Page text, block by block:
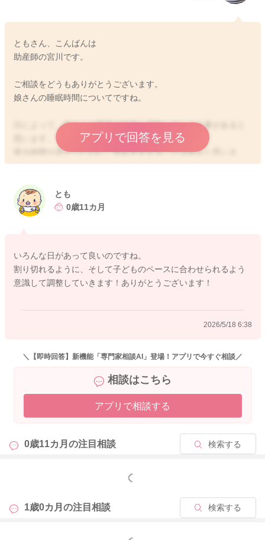
ともさん、こんばんは
助産師の宮川です。
ご相談をどうもありがとうございます。
娘さんの睡眠時間についてですね。
日によって、娘さんの睡眠の時間も変動してしまう事があると
寝る時間が遅かったのに、早起きをすることはあると思いま
す。
す。
朝早くに起きてしまっても、それでもいいかもしれません。
ら、早めに帰宅する、早めに夜寝かせてあげられるように可能
な限り調整をしてあげていただくといいと思いますよ。
な日として割り切っていただき、また調整をしていただくので
どうぞよろしくお願いします。
アプリで回答を見る
2026/5/17 22:46
とも
0歳11カ月
いろんな日があって良いのですね。
割り切れるように、そして子どものペースに合わせられるよう
意識して調整していきます！ありがとうございます！
2026/5/18 6:38
＼【即時回答】新機能「専門家相談AI」登場！アプリで今すぐ相談／
相談はこちら
アプリで相談する
0歳11カ月の注目相談 検索する
もっと見る
1歳0カ月の注目相談 検索する